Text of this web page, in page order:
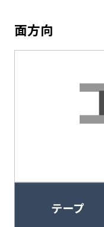
面方向
テープ